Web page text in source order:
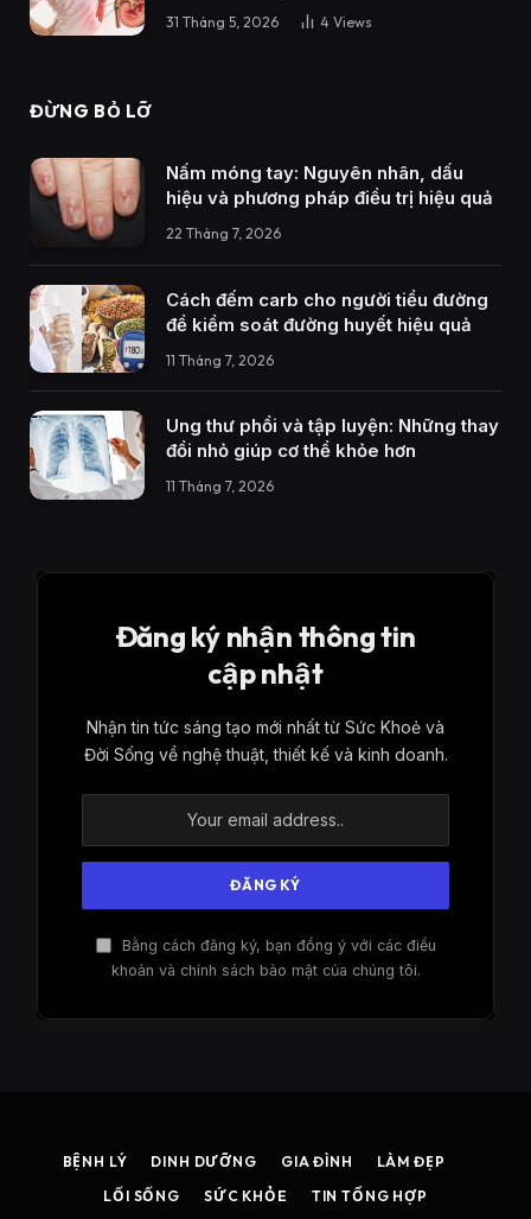
31 Tháng 5, 2026 4 Views
ĐỪNG BỎ LỠ
Nấm móng tay: Nguyên nhân, dấu
hiệu và phương pháp điều trị hiệu quả
22 Tháng 7, 2026
Cách đếm carb cho người tiểu đường
để kiểm soát đường huyết hiệu quả
11 Tháng 7, 2026
Ung thư phổi và tập luyện: Những thay
đổi nhỏ giúp cơ thể khỏe hơn
11 Tháng 7, 2026
Đăng ký nhận thông tin
cập nhật
Nhận tin tức sáng tạo mới nhất từ ​​Sức Khoẻ và
Đời Sống về nghệ thuật, thiết kế và kinh doanh.
Bằng cách đăng ký, bạn đồng ý với các điều
khoản và chính sách bảo mật của chúng tôi.
BỆNH LÝ DINH DƯỠNG GIA ĐÌNH
LÀM ĐẸP
LỐI SỐNG
SỨC KHỎE TIN TỔNG HỢP